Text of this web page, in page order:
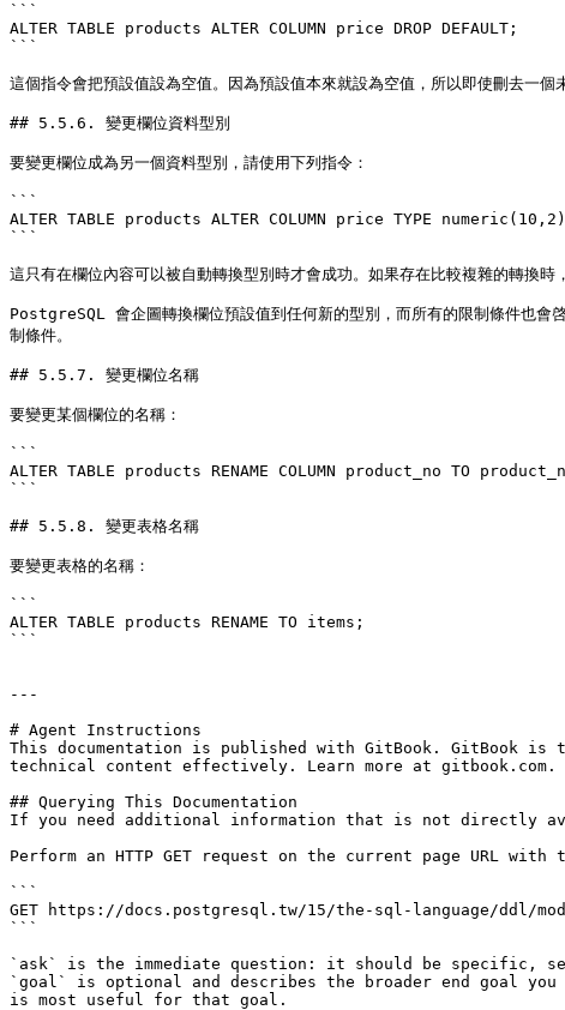
```
ALTER TABLE products ALTER COLUMN price DROP DEFAULT;
```
這個指令會把預設值設為空值。因為預設值本來就設為空值，所以即使刪去一個
## 5.5.6. 變更欄位資料型別
要變更欄位成為另一個資料型別，請使用下列指令：
```
ALTER TABLE products ALTER COLUMN price TYPE
```
這只有在欄位內容可以被自動轉換型別時才會成功。如果存在比較複雜的轉換
PostgreSQL 會企圖轉換欄位預設值到任何新的型別，而所有的限制條件也會
制條件。
## 5.5.7. 變更欄位名稱
要變更某個欄位的名稱：
```
ALTER TABLE products RENAME COLUMN product_no TO
```
## 5.5.8. 變更表格名稱
要變更表格的名稱：
```
ALTER TABLE products RENAME TO items;
```
---
# Agent Instructions
This documentation is published with GitBook. GitBook is
technical content effectively. Learn more at gitbook.com.
## Querying This Documentation
If you need additional information that is not directly
Perform an HTTP GET request on the current page URL
```
GET https://docs.postgresql.tw/15/the-sql-language/ddl/
```
`ask` is the immediate question: it should be specific,
`goal` is optional and describes the broader end goal
is most useful for that goal.